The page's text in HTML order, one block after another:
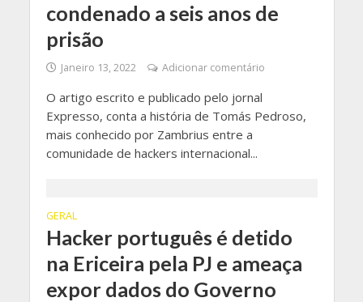
condenado a seis anos de
prisão
Janeiro 13, 2022 Adicionar comentário
O artigo escrito e publicado pelo jornal
Expresso, conta a história de Tomás Pedroso,
mais conhecido por Zambrius entre a
comunidade de hackers internacional...
GERAL
Hacker português é detido
na Ericeira pela PJ e ameaça
expor dados do Governo